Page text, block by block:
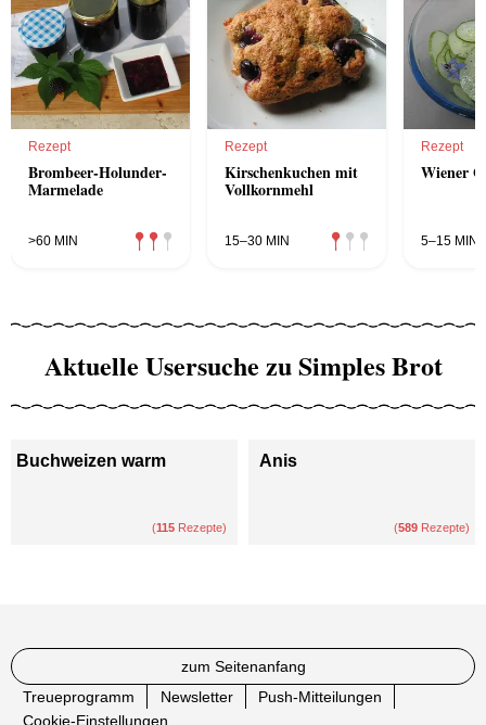
Rezept
Brombeer-Holunder-
Marmelade
>60 MIN
Rezept
Kirschenkuchen mit
Vollkornmehl
15–30 MIN
Rezept
Wiener
5–15 MIN
Aktuelle Usersuche zu Simples Brot
Buchweizen warm
(115 Rezepte)
Anis
(589 Rezepte)
zum Seitenanfang
Treueprogramm
Newsletter
Push-Mitteilungen
Cookie-Einstellungen